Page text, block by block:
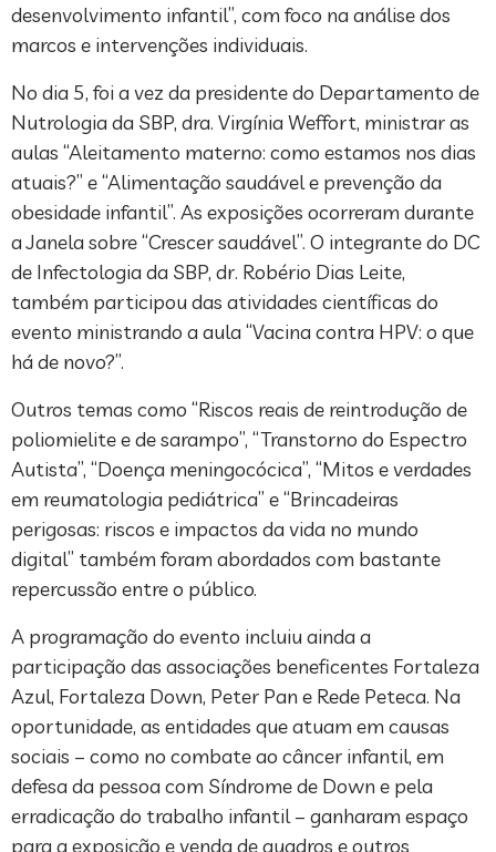
desenvolvimento infantil”, com foco na análise dos
marcos e intervenções individuais.
No dia 5, foi a vez da presidente do Departamento de
Nutrologia da SBP, dra. Virgínia Weffort, ministrar as
aulas “Aleitamento materno: como estamos nos dias
atuais?” e “Alimentação saudável e prevenção da
obesidade infantil”. As exposições ocorreram durante
a Janela sobre “Crescer saudável”. O integrante do DC
de Infectologia da SBP, dr. Robério Dias Leite,
também participou das atividades científicas do
evento ministrando a aula “Vacina contra HPV: o que
há de novo?”.
Outros temas como “Riscos reais de reintrodução de
poliomielite e de sarampo”, “Transtorno do Espectro
Autista”, “Doença meningocócica”, “Mitos e verdades
em reumatologia pediátrica” e “Brincadeiras
perigosas: riscos e impactos da vida no mundo
digital” também foram abordados com bastante
repercussão entre o público.
A programação do evento incluiu ainda a
participação das associações beneficentes Fortaleza
Azul, Fortaleza Down, Peter Pan e Rede Peteca. Na
oportunidade, as entidades que atuam em causas
sociais – como no combate ao câncer infantil, em
defesa da pessoa com Síndrome de Down e pela
erradicação do trabalho infantil – ganharam espaço
para a exposição e venda de quadros e outros